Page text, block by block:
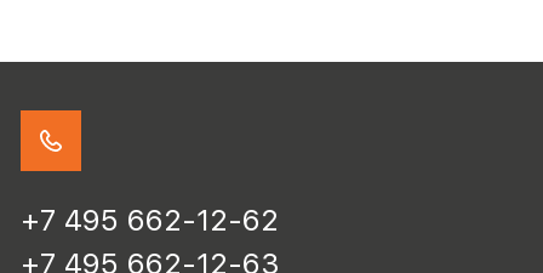
+7 495 662-12-62
+7 495 662-12-63